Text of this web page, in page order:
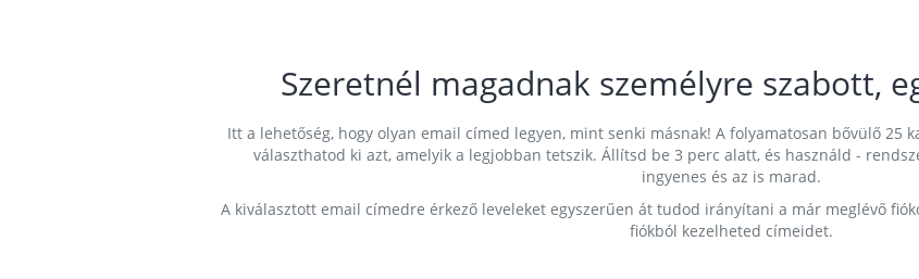
Szeretnél magadnak személyre szabott,
Itt a lehetőség, hogy olyan email címed legyen, mint senki másnak! A folyamatosan bővülő 25
választhatod ki azt, amelyik a legjobban tetszik. Állítsd be 3 perc alatt, és használd -
ingyenes és az is marad.
A kiválasztott email címedre érkező leveleket egyszerűen át tudod irányítani a már meglévő
fiókból kezelheted címeidet.